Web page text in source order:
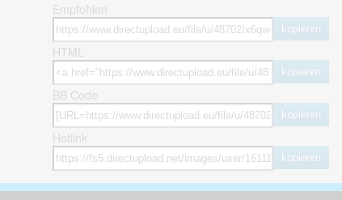
Empfohlen
kopieren
HTML
kopieren
BB Code
kopieren
Hotlink
kopieren